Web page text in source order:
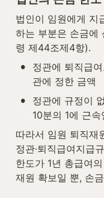
법인이 임원에게 지
하는 부분은 손금에
령 제44조제4항).
•
정관에 퇴직급
관에 정한 금액
•
정관에 규정이
10분의 1에 근
따라서 임원 퇴직재
정관·퇴직급여지급
한도가 1년 총급여
재원 확보일 뿐, 손